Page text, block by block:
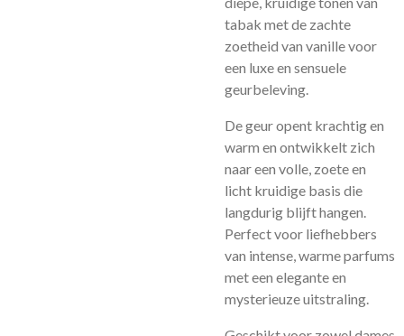
tabak met de zachte
zoetheid van vanille voor
een luxe en sensuele
geurbeleving.
De geur opent krachtig en
warm en ontwikkelt zich
naar een volle, zoete en
licht kruidige basis die
langdurig blijft hangen.
Perfect voor liefhebbers
van intense, warme parfums
met een elegante en
mysterieuze uitstraling.